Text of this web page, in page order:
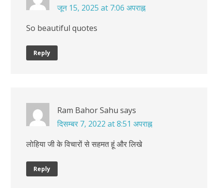
जून 15, 2025 at 7:06 अपराह्न
So beautiful quotes
Reply
Ram Bahor Sahu says
दिसम्बर 7, 2022 at 8:51 अपराह्न
लोहिया जी के विचारों से सहमत हूं और लिखे
Reply